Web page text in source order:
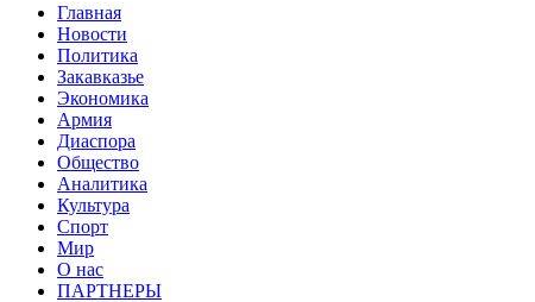
Главная
Новости
Политика
Закавказье
Экономика
Армия
Диаспора
Общество
Аналитика
Культура
Спорт
Мир
О нас
ПАРТНЕРЫ